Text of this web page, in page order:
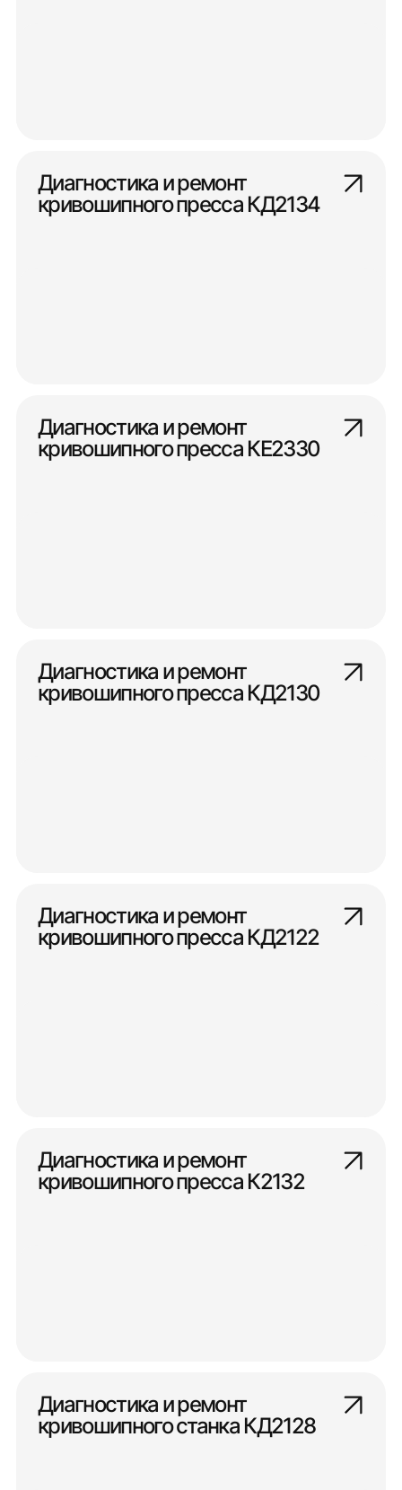
Диагностика и ремонт
кривошипного пресса КД2134
Диагностика и ремонт
кривошипного пресса КЕ2330
Диагностика и ремонт
кривошипного пресса КД2130
Диагностика и ремонт
кривошипного пресса КД2122
Диагностика и ремонт
кривошипного пресса К2132
Диагностика и ремонт
кривошипного станка КД2128